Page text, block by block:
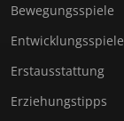
Bewegungsspiele
Entwicklungsspiele
Erstausstattung
Erziehungstipps